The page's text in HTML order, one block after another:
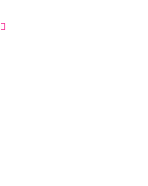
